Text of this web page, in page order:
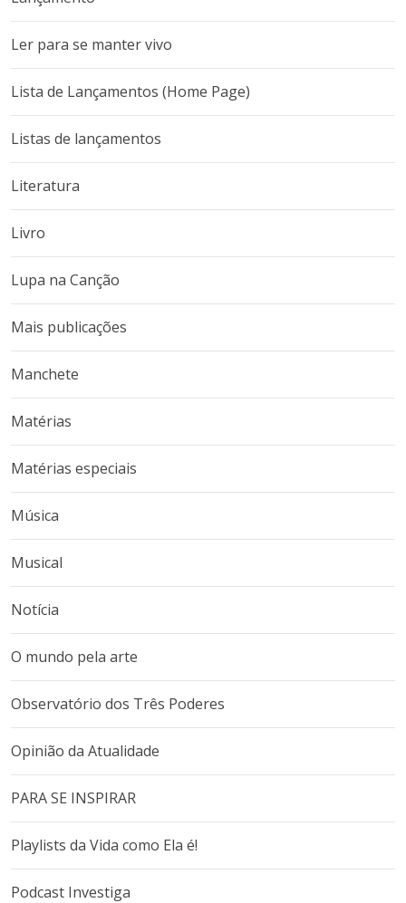
Ler para se manter vivo
Lista de Lançamentos (Home Page)
Listas de lançamentos
Literatura
Livro
Lupa na Canção
Mais publicações
Manchete
Matérias
Matérias especiais
Música
Musical
Notícia
O mundo pela arte
Observatório dos Três Poderes
Opinião da Atualidade
PARA SE INSPIRAR
Playlists da Vida como Ela é!
Podcast Investiga